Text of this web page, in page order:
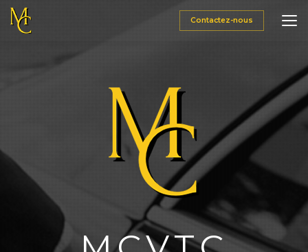
Aller
contenu
principal
Contactez-nous